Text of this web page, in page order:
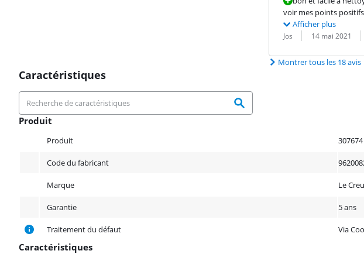
voir mes points positifs
Afficher plus
Évaluation par :
Jos
Date : 14 mai 2021
Traduction :
Montrer tous les 18 avis
Caractéristiques
Produit
Produit 307674
Code du fabricant
Marque Le
Garantie 5 ans
Traitement du défaut Via
Caractéristiques